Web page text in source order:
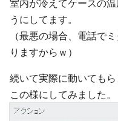
室内が冷えてケースの
うにしてます。
（最悪の場合、電話で
りますからｗ）
続いて実際に動いても
この様にしてみました。